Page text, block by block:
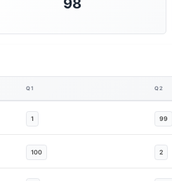
98
Q1 Q2
1 99
100 2